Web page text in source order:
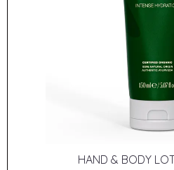
HAND & BODY